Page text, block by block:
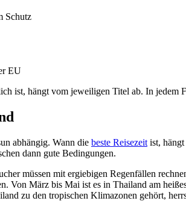
Schutz
EU
ist, hängt vom jeweiligen Titel ab. In
abhängig. Wann die beste Reisezeit ist,
dann gute Bedingungen.
müssen mit ergiebigen Regenfällen
Von März bis Mai ist es in Thailand am
zu den tropischen Klimazonen gehört,